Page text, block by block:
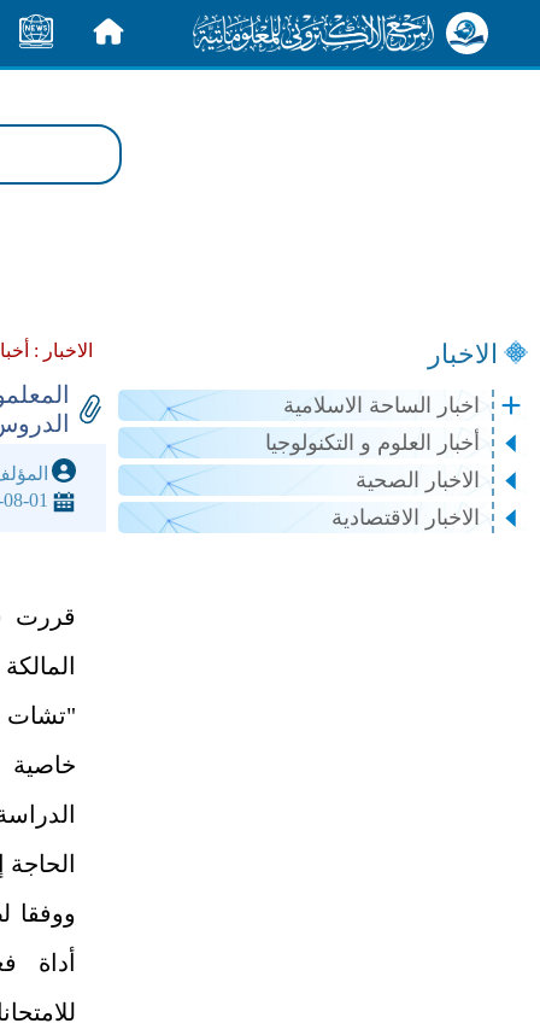
الاخبار
اخبار الساحة الاسلامية
أخبار العلوم و التكنولوجيا
الاخبار الصحية
الاخبار الاقتصادية
الاخبار :
01
قررت
ووفقا
أداة